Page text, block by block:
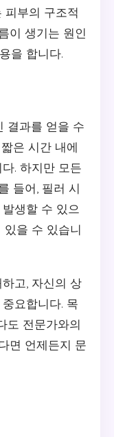
피부의 구조적
이 생기는 원인
을 합니다.
결과를 얻을 수
은 시간 내에
. 하지만 모든
들어, 필러 시
생할 수 있으
있을 수 있습니
고, 자신의 상
요합니다. 목
도 전문가와의
면 언제든지 문